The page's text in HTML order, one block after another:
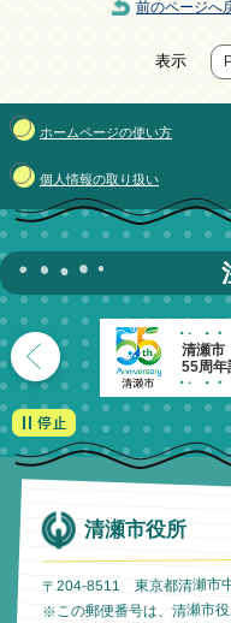
前のページへ
表示
ホームページの使い方
個人情報の取り扱い
清瀬市
55周年
清瀬市役所
〒204-8511 東京都清瀬市
※この郵便番号は、清瀬市役